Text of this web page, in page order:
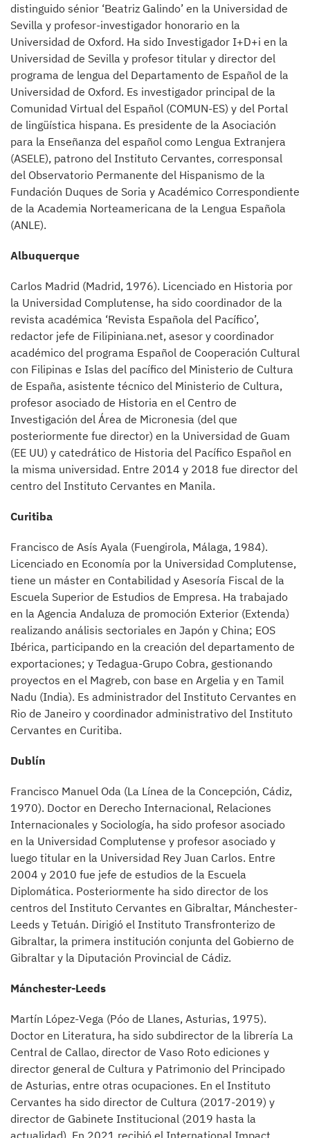
distinguido sénior ‘Beatriz Galindo’ en la Universidad de
Sevilla y profesor-investigador honorario en la
Universidad de Oxford. Ha sido Investigador I+D+i en la
Universidad de Sevilla y profesor titular y director del
programa de lengua del Departamento de Español de la
Universidad de Oxford. Es investigador principal de la
Comunidad Virtual del Español (COMUN-ES) y del Portal
de lingüística hispana. Es presidente de la Asociación
para la Enseñanza del español como Lengua Extranjera
(ASELE), patrono del Instituto Cervantes, corresponsal
del Observatorio Permanente del Hispanismo de la
Fundación Duques de Soria y Académico Correspondiente
de la Academia Norteamericana de la Lengua Española
(ANLE).
Albuquerque
Carlos Madrid (Madrid, 1976). Licenciado en Historia por
la Universidad Complutense, ha sido coordinador de la
revista académica ‘Revista Española del Pacífico’,
redactor jefe de Filipiniana.net, asesor y coordinador
académico del programa Español de Cooperación Cultural
con Filipinas e Islas del pacífico del Ministerio de Cultura
de España, asistente técnico del Ministerio de Cultura,
profesor asociado de Historia en el Centro de
Investigación del Área de Micronesia (del que
posteriormente fue director) en la Universidad de Guam
(EE UU) y catedrático de Historia del Pacífico Español en
la misma universidad. Entre 2014 y 2018 fue director del
centro del Instituto Cervantes en Manila.
Curitiba
Francisco de Asís Ayala (Fuengirola, Málaga, 1984).
Licenciado en Economía por la Universidad Complutense,
tiene un máster en Contabilidad y Asesoría Fiscal de la
Escuela Superior de Estudios de Empresa. Ha trabajado
en la Agencia Andaluza de promoción Exterior (Extenda)
realizando análisis sectoriales en Japón y China; EOS
Ibérica, participando en la creación del departamento de
exportaciones; y Tedagua-Grupo Cobra, gestionando
proyectos en el Magreb, con base en Argelia y en Tamil
Nadu (India). Es administrador del Instituto Cervantes en
Rio de Janeiro y coordinador administrativo del Instituto
Cervantes en Curitiba.
Dublín
Francisco Manuel Oda (La Línea de la Concepción, Cádiz,
1970). Doctor en Derecho Internacional, Relaciones
Internacionales y Sociología, ha sido profesor asociado
en la Universidad Complutense y profesor asociado y
luego titular en la Universidad Rey Juan Carlos. Entre
2004 y 2010 fue jefe de estudios de la Escuela
Diplomática. Posteriormente ha sido director de los
centros del Instituto Cervantes en Gibraltar, Mánchester-
Leeds y Tetuán. Dirigió el Instituto Transfronterizo de
Gibraltar, la primera institución conjunta del Gobierno de
Gibraltar y la Diputación Provincial de Cádiz.
Mánchester-Leeds
Martín López-Vega (Póo de Llanes, Asturias, 1975).
Doctor en Literatura, ha sido subdirector de la librería La
Central de Callao, director de Vaso Roto ediciones y
director general de Cultura y Patrimonio del Principado
de Asturias, entre otras ocupaciones. En el Instituto
Cervantes ha sido director de Cultura (2017-2019) y
director de Gabinete Institucional (2019 hasta la
actualidad). En 2021 recibió el International Impact